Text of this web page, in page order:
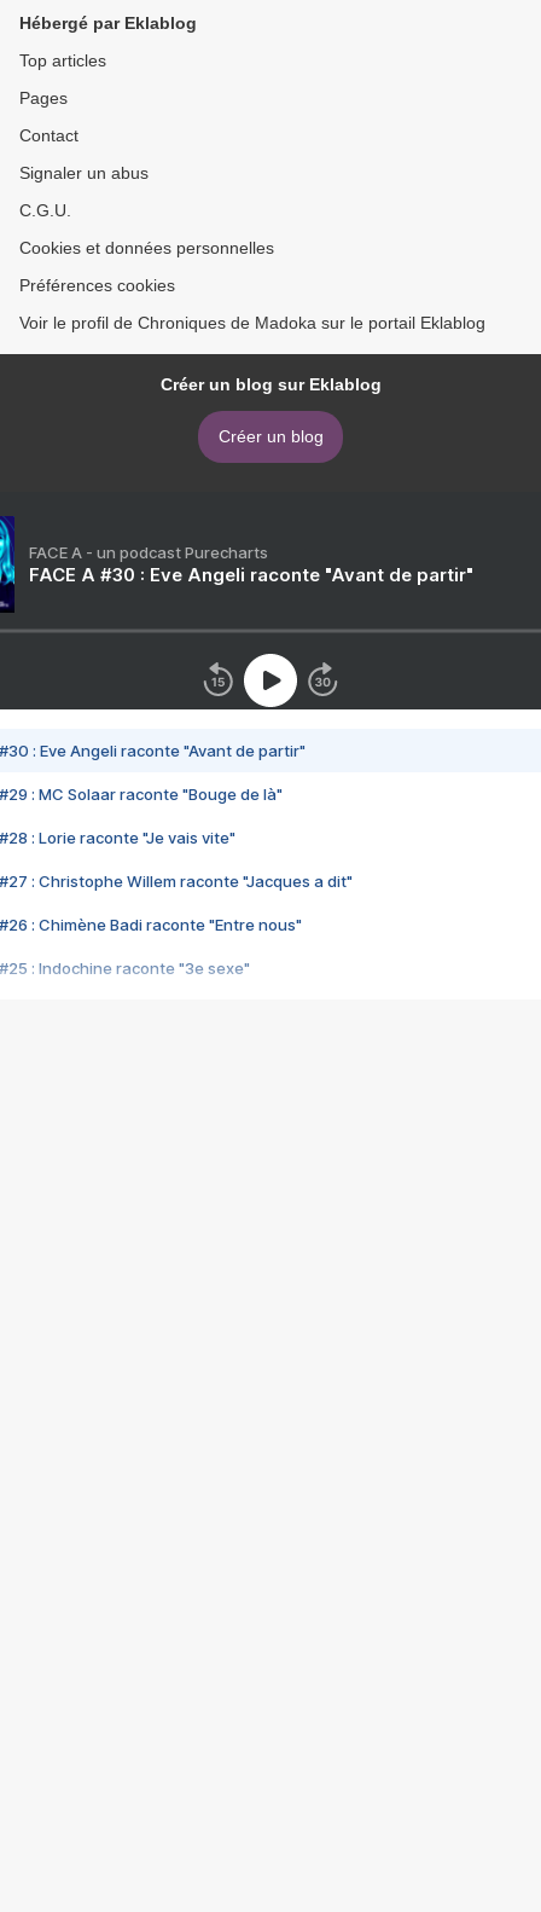
Hébergé par Eklablog
Top articles
Pages
Contact
Signaler un abus
C.G.U.
Cookies et données personnelles
Préférences cookies
Voir le profil de Chroniques de Madoka sur le portail Eklablog
Créer un blog sur Eklablog
Créer un blog
FACE A - un podcast Purecharts
FACE A #30 : Eve Angeli raconte "Avant de partir"
#30 : Eve Angeli raconte "Avant de partir"
#29 : MC Solaar raconte "Bouge de là"
#28 : Lorie raconte "Je vais vite"
#27 : Christophe Willem raconte "Jacques a dit"
#26 : Chimène Badi raconte "Entre nous"
#25 : Indochine raconte "3e sexe"